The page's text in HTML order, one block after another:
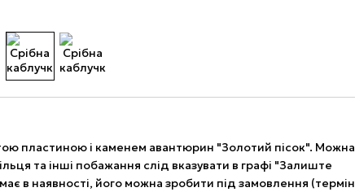
пластиною і каменем авантюрин "Золотий пісок". Можна
та інші побажання слід вказувати в графі "Залиште
в наявності, його можна зробити під замовлення (термін